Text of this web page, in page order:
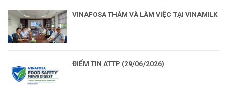
VINAFOSA THĂM VÀ LÀM VIỆC TẠI VINAMILK
ĐIỂM TIN ATTP (29/06/2026)